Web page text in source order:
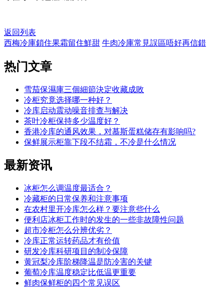
返回列表
西梅冷庫鎖住果霜留住鮮甜 牛肉冷庫常見誤區唔好再信錯
热门文章
雪茄保濕庫三個細節決定收藏成敗
冷柜究竟选择哪一种好？
冷库启动震动噪音排查与解决
茶叶冷柜保持多少温度好？
香港冷库的通风效果，对慕斯蛋糕储存有影响吗?
保鲜展示柜靠下段不结霜，不冷是什么情况
最新资讯
冰柜怎么调温度最适合？
冷藏柜的日常保养和注意事项
在农村里开冷库怎么样？要注意些什么
便利店冰柜工作时的发生的一些非故障性问题
超市冷柜怎么分辨优劣？
冷库正常运转药品才有价值
研发冷库科研项目的制冷保障
黄冠梨冷库阶梯降温是防冷害的关键
葡萄冷库温度稳定比低温更重要
鲜肉保鲜柜的四个常见误区